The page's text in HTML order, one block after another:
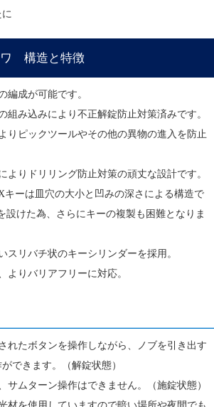
ワ 構造と特徴
編成が可能です。
組み込みにより不正解錠防止対策済みです。
りピックツールやその他の異物の進入を防止
よりドリリング防止対策の頑丈な設計です。
キーは皿穴の大小と凹みの深さによる構造で
設けた為、さらにキーの複製も困難となりま
スリバチ状のキーシリンダーを採用。
よりバリアフリーに対応。
れたボタンを操作しながら、ノブを引き出す
できます。（解錠状態）
サムターン操作はできません。（施錠状態）